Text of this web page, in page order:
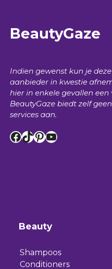
BeautyGaze
Indien gewenst kun je
aanbieder in kwestie
hier in enkele gevallen een
BeautyGaze biedt zelf
services aan.
Facebook
TikTok
Pinterest
YouTube
Beauty
Shampoos
Conditioners